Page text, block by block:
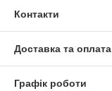
Контакти
Доставка та оплата
Графік роботи